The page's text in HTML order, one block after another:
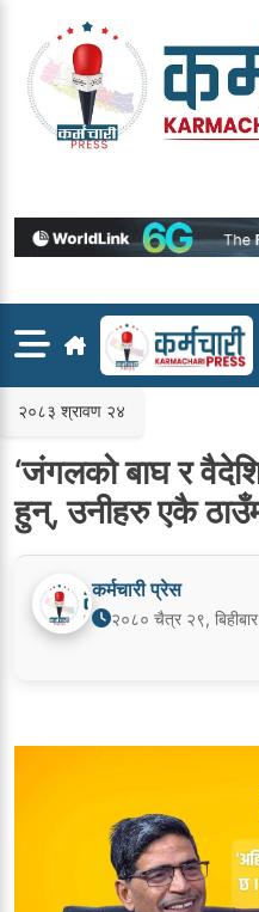
content
२०८३ श्रावण २४
‘जंगलको बाघ र
हुन्, उनीहरु एकै
कर्मचारी प्रेस
२०८० चैत्र २९,